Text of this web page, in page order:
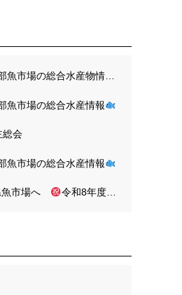
魚市場の総合水産情報
総会
魚市場の総合水産情報
魚市場へ 令和8年度入社式を開催しました